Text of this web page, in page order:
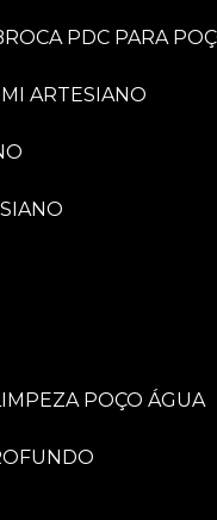
BROCA PDC PARA
ARTESIANO
LIMPEZA POÇO ÁGUA